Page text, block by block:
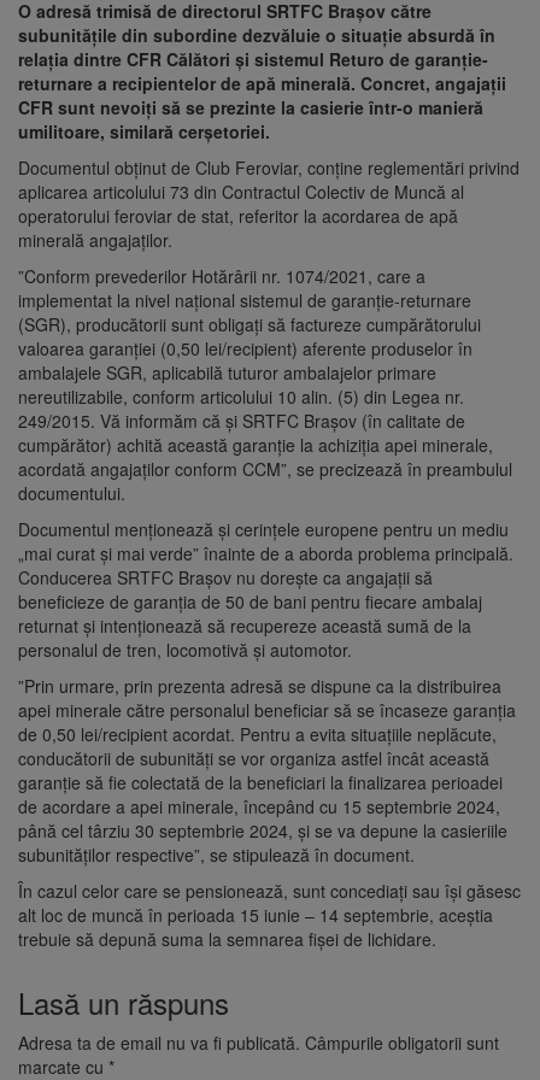
O adresă trimisă de directorul SRTFC Brașov către
subunitățile din subordine dezvăluie o situație absurdă în
relația dintre CFR Călători și sistemul Returo de garanție-
returnare a recipientelor de apă minerală. Concret, angajații
CFR sunt nevoiți să se prezinte la casierie într-o manieră
umilitoare, similară cerșetoriei.
Documentul obținut de Club Feroviar, conține reglementări privind
aplicarea articolului 73 din Contractul Colectiv de Muncă al
operatorului feroviar de stat, referitor la acordarea de apă
minerală angajaților.
”Conform prevederilor Hotărârii nr. 1074/2021, care a
implementat la nivel național sistemul de garanție-returnare
(SGR), producătorii sunt obligați să factureze cumpărătorului
valoarea garanției (0,50 lei/recipient) aferente produselor în
ambalajele SGR, aplicabilă tuturor ambalajelor primare
nereutilizabile, conform articolului 10 alin. (5) din Legea nr.
249/2015. Vă informăm că și SRTFC Brașov (în calitate de
cumpărător) achită această garanție la achiziția apei minerale,
acordată angajaților conform CCM”, se precizează în preambulul
documentului.
Documentul menționează și cerințele europene pentru un mediu
„mai curat și mai verde” înainte de a aborda problema principală.
Conducerea SRTFC Brașov nu dorește ca angajații să
beneficieze de garanția de 50 de bani pentru fiecare ambalaj
returnat și intenționează să recupereze această sumă de la
personalul de tren, locomotivă și automotor.
”Prin urmare, prin prezenta adresă se dispune ca la distribuirea
apei minerale către personalul beneficiar să se încaseze garanția
de 0,50 lei/recipient acordat. Pentru a evita situațiile neplăcute,
conducătorii de subunități se vor organiza astfel încât această
garanție să fie colectată de la beneficiari la finalizarea perioadei
de acordare a apei minerale, începând cu 15 septembrie 2024,
până cel târziu 30 septembrie 2024, și se va depune la casieriile
subunităților respective”, se stipulează în document.
În cazul celor care se pensionează, sunt concediați sau își găsesc
alt loc de muncă în perioada 15 iunie – 14 septembrie, aceștia
trebuie să depună suma la semnarea fișei de lichidare.
Lasă un răspuns
Adresa ta de email nu va fi publicată. Câmpurile obligatorii sunt
marcate cu *